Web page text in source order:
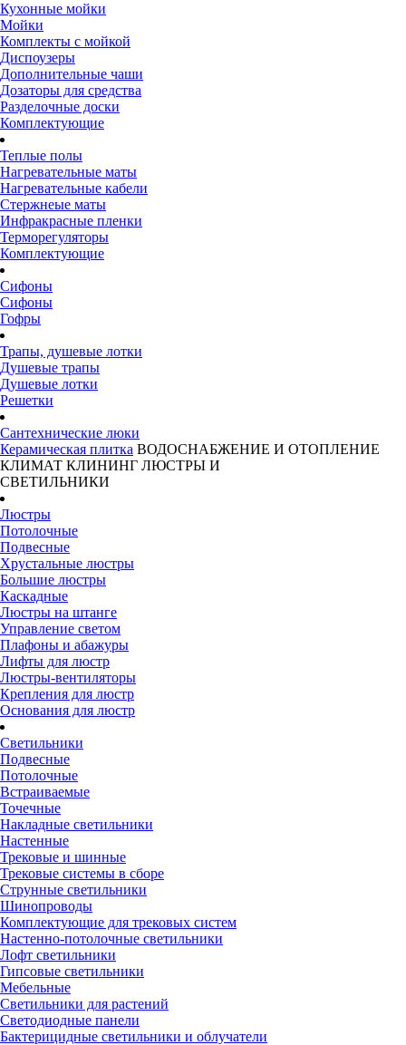
Кухонные мойки
Мойки
Комплекты с мойкой
Диспоузеры
Дополнительные чаши
Дозаторы для средства
Разделочные доски
Комплектующие
Теплые полы
Нагревательные маты
Нагревательные кабели
Стержнеые маты
Инфракрасные пленки
Терморегуляторы
Комплектующие
Сифоны
Сифоны
Гофры
Трапы, душевые лотки
Душевые трапы
Душевые лотки
Решетки
Сантехнические люки
Керамическая плитка ВОДОСНАБЖЕНИЕ И ОТОПЛЕНИЕ
КЛИМАТ КЛИНИНГ ЛЮСТРЫ И
СВЕТИЛЬНИКИ
Люстры
Потолочные
Подвесные
Хрустальные люстры
Большие люстры
Каскадные
Люстры на штанге
Управление светом
Плафоны и абажуры
Лифты для люстр
Люстры-вентиляторы
Крепления для люстр
Основания для люстр
Светильники
Подвесные
Потолочные
Встраиваемые
Точечные
Накладные светильники
Настенные
Трековые и шинные
Трековые системы в сборе
Струнные светильники
Шинопроводы
Комплектующие для трековых систем
Настенно-потолочные светильники
Лофт светильники
Гипсовые светильники
Мебельные
Светильники для растений
Светодиодные панели
Бактерицидные светильники и облучатели